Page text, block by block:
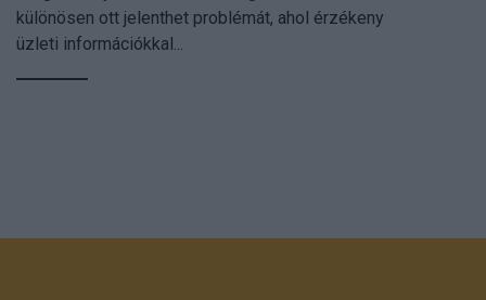
különösen ott jelenthet problémát, ahol érzékeny
üzleti információkkal...